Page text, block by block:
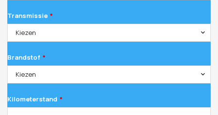
Transmissie *
Kiezen
Brandstof *
Kiezen
Kilometerstand *